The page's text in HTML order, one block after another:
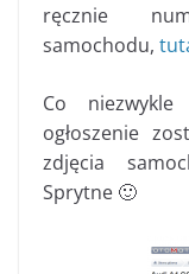
ręcznie
samochodu,
Co
ogłoszenie
zdjęcia
Sprytne 🙂